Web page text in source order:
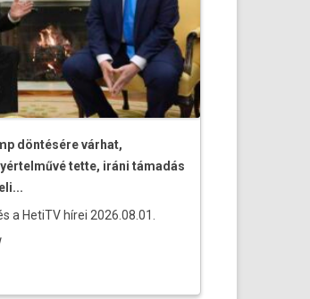
döntésére várhat,
tette, iráni támadás
a HetiTV hírei 2026.08.01.